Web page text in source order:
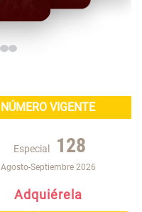
NÚMERO VIGENTE
Especial 128
Agosto-Septiembre 2026
Adquiérela